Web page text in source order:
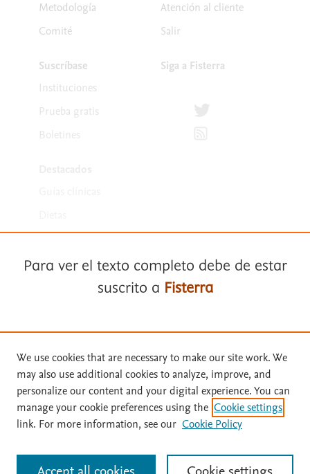
Metodología
Comité
Suscríbase
Instituciones
Prueba gratis
Boletines
Atención al cliente
Salir
Siga a Fisterra
Términos y condiciones
Política de privacidad
Copyright ©2026Elsevier España SLU, sus licenciantes y
actualizada en: Página actualizada en: 31/07/2026.
Para ver el texto completo debe de estar
suscrito a Fisterra
Solicite una prueba gratuita
We use cookies that are necessary to make our site work. We
may also use additional cookies to analyze, improve, and
personalize our content and your digital experience. You can
manage your cookie preferences using the Cookie settings
link. For more information, see our Cookie Policy